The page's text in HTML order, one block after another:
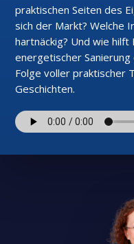
praktischen Seiten des
sich der Markt? Welche
hartnäckig? Und wie
energetischer
Folge voller praktischer
Geschichten.